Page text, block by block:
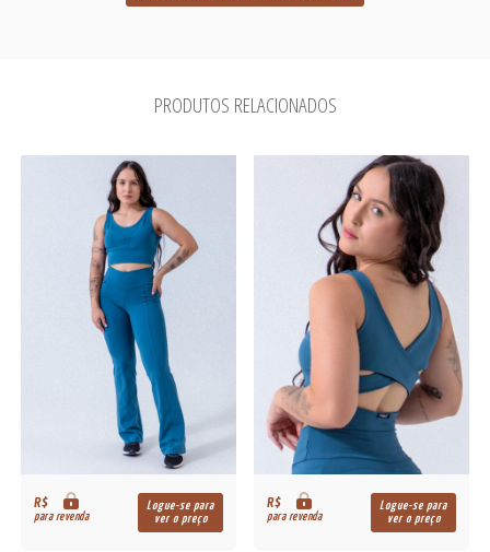
PRODUTOS RELACIONADOS
R$
para revenda
Logue-se para
ver o preço
R$
para revenda
Logue-se para
ver o preço